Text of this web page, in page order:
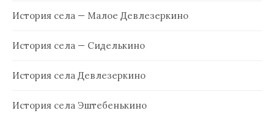
История села — Малое Девлезеркино
История села — Сиделькино
История села Девлезеркино
История села Эштебенькино